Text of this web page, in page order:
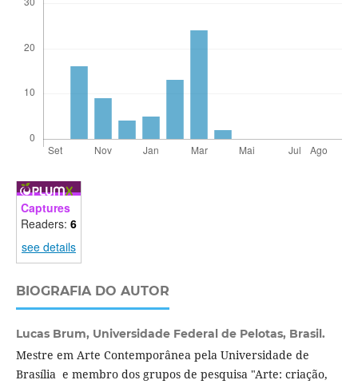
Captures
Readers: 6
see details
BIOGRAFIA DO AUTOR
Lucas Brum, Universidade Federal de Pelotas, Brasil.
Mestre em Arte Contemporânea pela Universidade de
Brasília e membro dos grupos de pesquisa "Arte: criação,